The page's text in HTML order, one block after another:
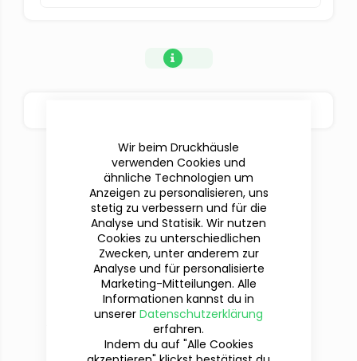
Du hast Fragen?
Wir sind für dich da!
Wir beim Druckhäusle
verwenden Cookies und
ähnliche Technologien um
Anzeigen zu personalisieren, uns
stetig zu verbessern und für die
Analyse und Statisik. Wir nutzen
Cookies zu unterschiedlichen
Zwecken, unter anderem zur
Analyse und für personalisierte
Marketing-Mitteilungen. Alle
Informationen kannst du in
unserer Datenschutzerklärung
erfahren.
Indem du auf "Alle Cookies